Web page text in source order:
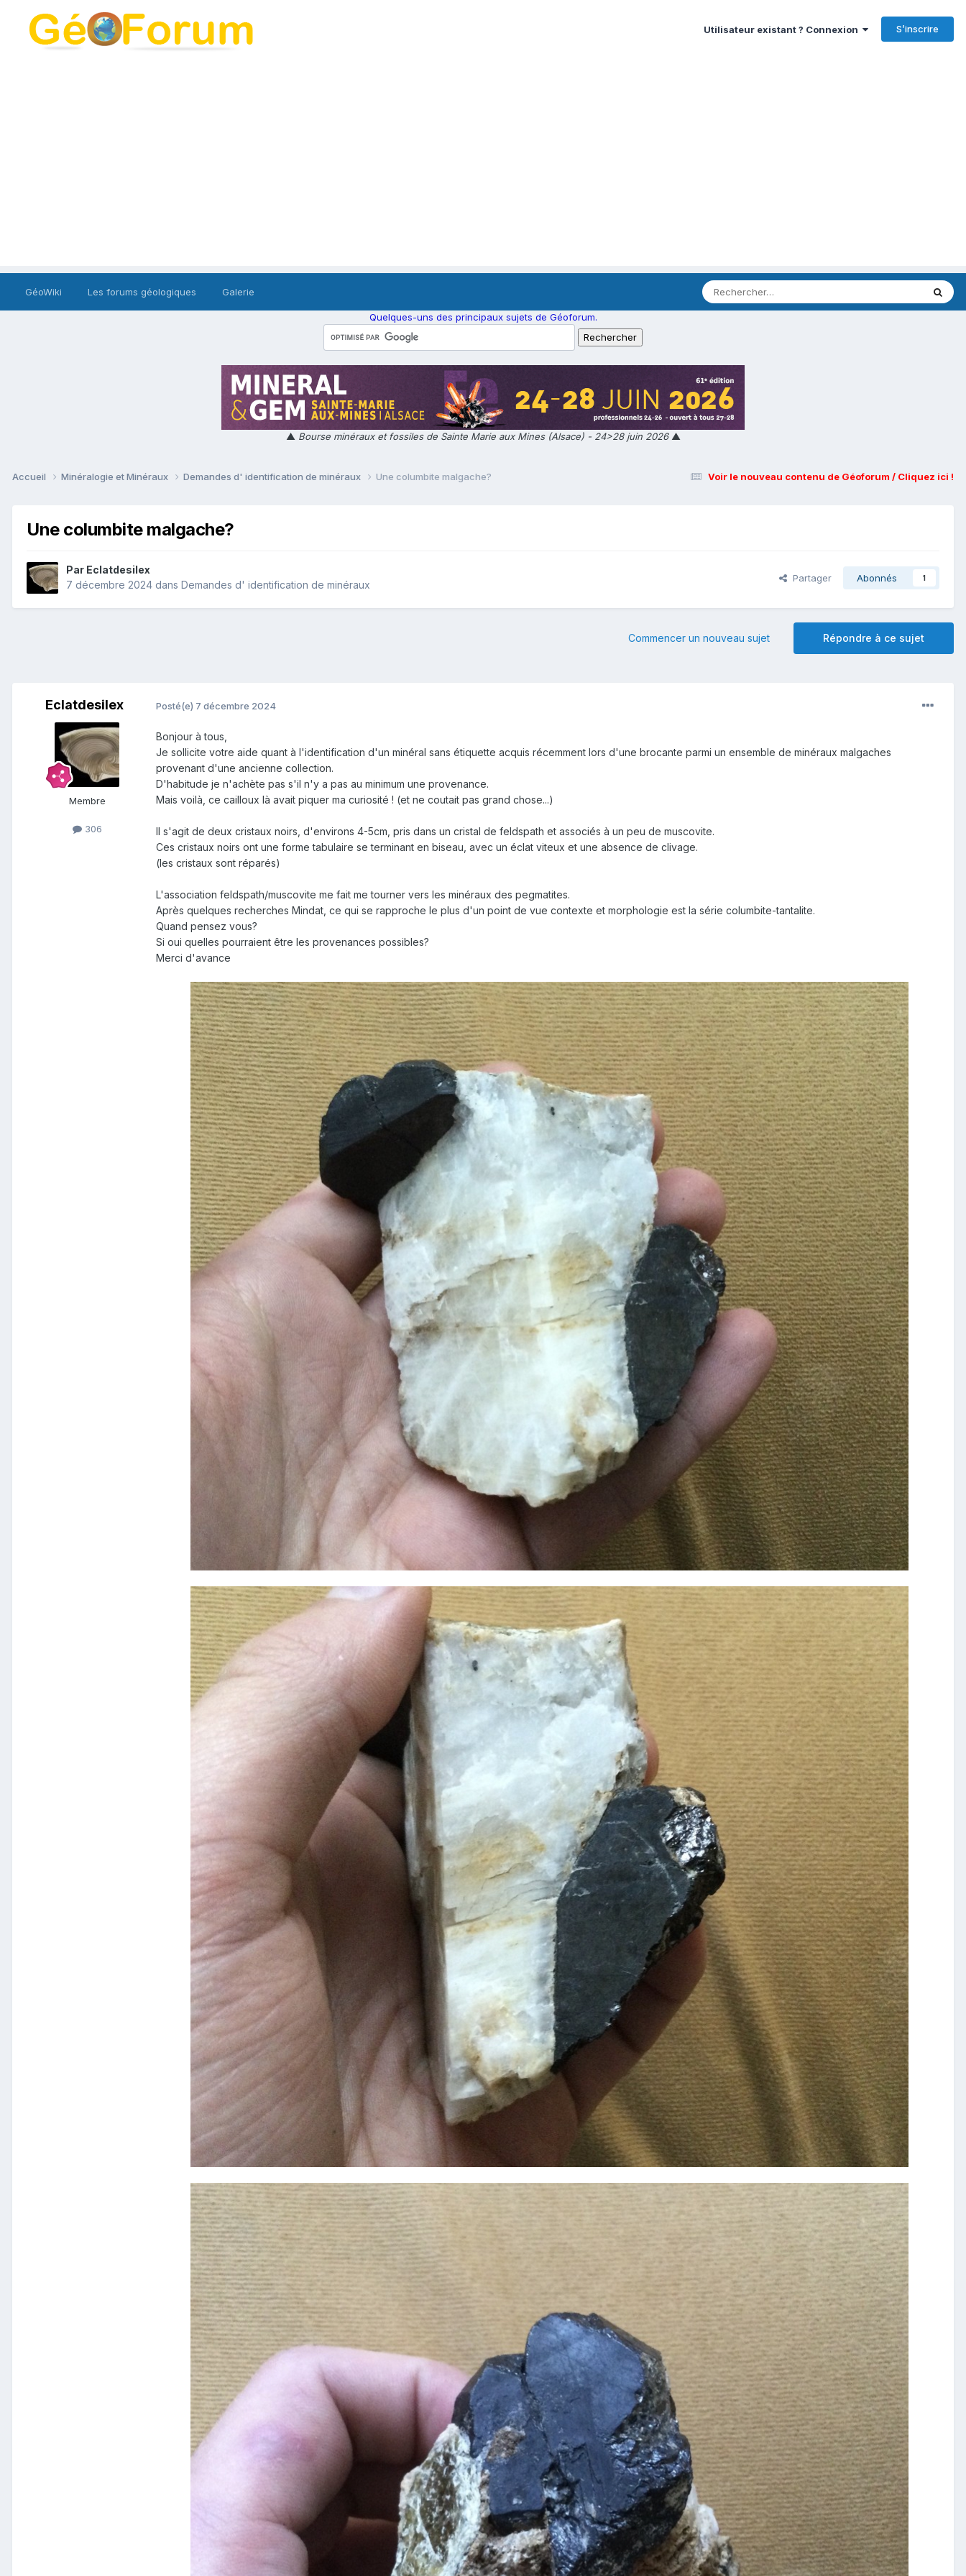
Utilisateur existant ? Connexion S’inscrire
GéoWiki Les forums géologiques Galerie
Quelques-uns des principaux sujets de Géoforum.
▲ Bourse minéraux et fossiles de Sainte Marie aux Mines (Alsace) - 24>28 juin 2026▲
Voir le nouveau contenu de Géoforum / Cliquez ici !
Accueil Minéralogie et Minéraux Demandes d' identification de minéraux Une columbite malgache?
Une columbite malgache?
Par Eclatdesilex
7 décembre 2024 dans Demandes d' identification de minéraux
Partager Abonnés 1
Répondre à ce sujet
Commencer un nouveau sujet
Eclatdesilex
Membre
306
Posté(e) 7 décembre 2024
Bonjour à tous,
Je sollicite votre aide quant à l'identification d'un minéral sans étiquette acquis récemment lors d'une brocante parmi un ensemble de minéraux malgaches
provenant d'une ancienne collection.
D'habitude je n'achète pas s'il n'y a pas au minimum une provenance.
Mais voilà, ce cailloux là avait piquer ma curiosité ! (et ne coutait pas grand chose...)
Il s'agit de deux cristaux noirs, d'environs 4-5cm, pris dans un cristal de feldspath et associés à un peu de muscovite.
Ces cristaux noirs ont une forme tabulaire se terminant en biseau, avec un éclat viteux et une absence de clivage.
(les cristaux sont réparés)
L'association feldspath/muscovite me fait me tourner vers les minéraux des pegmatites.
Après quelques recherches Mindat, ce qui se rapproche le plus d'un point de vue contexte et morphologie est la série columbite-tantalite.
Quand pensez vous?
Si oui quelles pourraient être les provenances possibles?
Merci d'avance